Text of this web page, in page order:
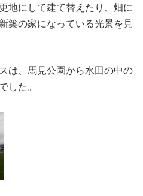
地にして建て替えたり、畑に
築の家になっている光景を見
は、馬見公園から水田の中の
した。